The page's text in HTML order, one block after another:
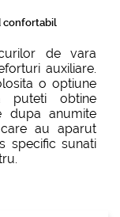
confortabil
de vara
auxiliare.
o optiune
puteti obtine
dupa anumite
au aparut
specific sunati